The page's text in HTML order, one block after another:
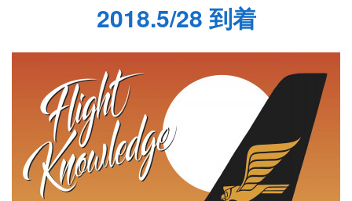
2018.5/28 到着